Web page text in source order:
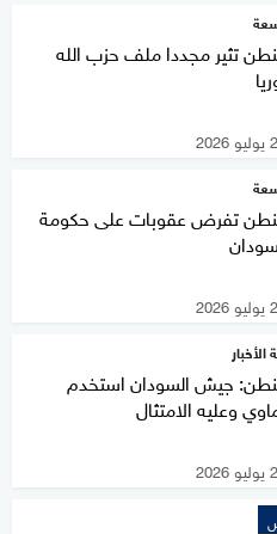
تثير مجددا ملف حزب الله
تفرض عقوبات على حكومة
الأخبار
جيش السودان استخدم
وعليه الامتثال